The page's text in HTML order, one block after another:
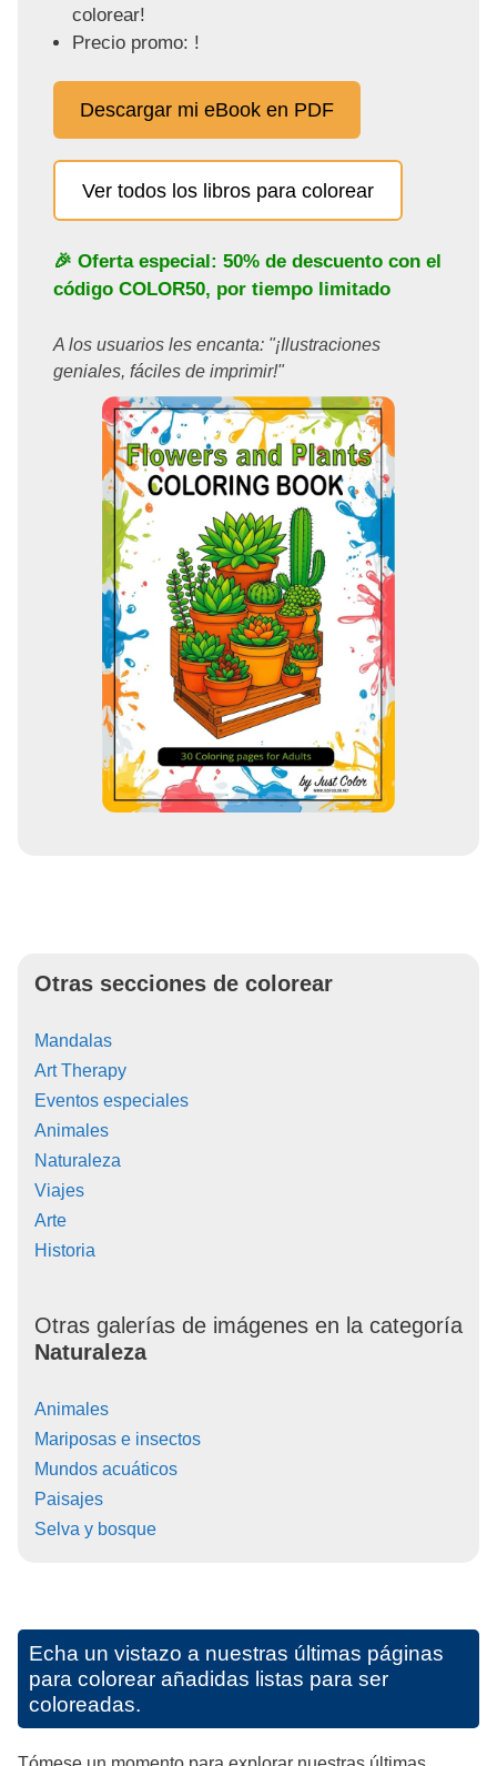
colorear!
Precio promo: !
Descargar mi eBook en PDF
Ver todos los libros para colorear
🎉 Oferta especial: 50% de descuento con el
código COLOR50, por tiempo limitado
A los usuarios les encanta: "¡Ilustraciones
geniales, fáciles de imprimir!"
Otras secciones de colorear
Mandalas
Art Therapy
Eventos especiales
Animales
Naturaleza
Viajes
Arte
Historia
Otras galerías de imágenes en la categoría
Naturaleza
Animales
Mariposas e insectos
Mundos acuáticos
Paisajes
Selva y bosque
Echa un vistazo a nuestras últimas páginas
para colorear añadidas listas para ser
coloreadas.